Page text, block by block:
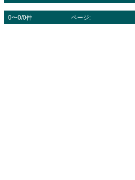
0〜0/0件 ページ: